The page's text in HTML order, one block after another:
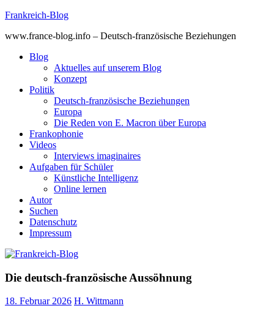
Skip
content
Frankreich-Blog
www.france-blog.info – Deutsch-französische Beziehungen
Blog
Aktuelles auf unserem Blog
Konzept
Politik
Deutsch-französische Beziehungen
Europa
Die Reden von E. Macron über Europa
Frankophonie
Videos
Interviews imaginaires
Aufgaben für Schüler
Künstliche Intelligenz
Online lernen
Autor
Suchen
Datenschutz
Impressum
Die deutsch-französische Aussöhnung
18. Februar 2026 H. Wittmann